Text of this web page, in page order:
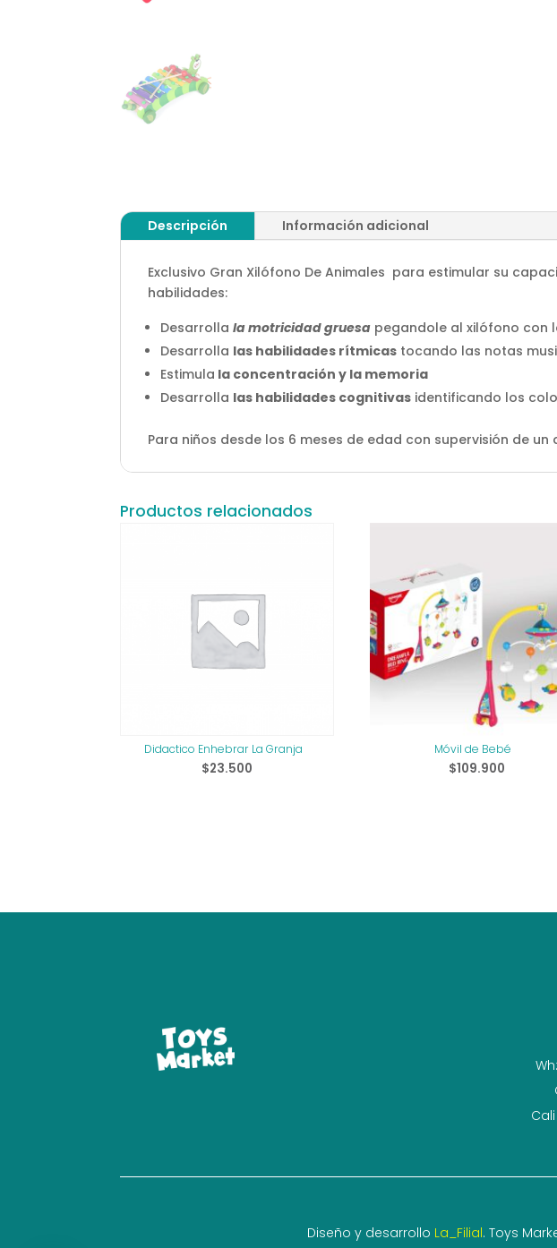
Descripción Información adicional
Exclusivo Gran Xilófono De Animales para estimular su
habilidades:
Desarrollala motricidad gruesa pegandole al xilófono con
Desarrolla las habilidades rítmicas tocando las notas
Estimula la concentración y la memoria
Desarrolla las habilidades cognitivas identificando los
Para niños desde los 6 meses de edad con supervisión de
Productos relacionados
Didactico Enhebrar La Granja
$23.500
Móvil de Bebé
$109.900
Diseño y desarrollo La_Filial. Toys